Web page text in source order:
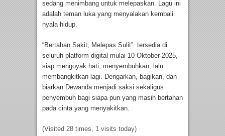
sedang menimbang untuk melepaskan. Lagu ini
adalah teman luka yang menyalakan kembali
nyala hidup.
“Bertahan Sakit, Melepas Sulit” tersedia di
seluruh platform digital mulai 10 Oktober 2025,
siap mengoyak hati, menyembuhkan, lalu
membangkitkan lagi. Dengarkan, bagikan, dan
biarkan Dewanda menjadi saksi sekaligus
penyembuh bagi siapa pun yang masih bertahan
pada cinta yang menyakitkan.
(Visited 28 times, 1 visits today)